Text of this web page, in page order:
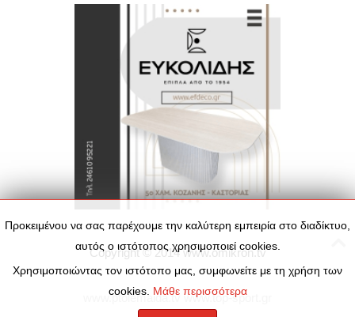
Προκειμένου να σας παρέχουμε την καλύτερη εμπειρία στο διαδίκτυο,
αυτός ο ιστότοπος χρησιμοποιεί cookies.
Χρησιμοποιώντας τον ιστότοπο μας, συμφωνείτε με τη χρήση των
cookies. Μάθε περισσότερα
Copyright © 2014www.omikron.tv
www.ptolemaida.tv www.top-sport.gr